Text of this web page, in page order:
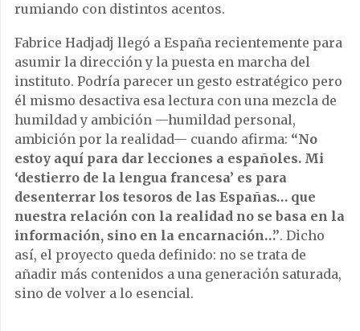
rumiando con distintos acentos.
Fabrice Hadjadj llegó a España recientemente para
asumir la dirección y la puesta en marcha del
instituto. Podría parecer un gesto estratégico pero
él mismo desactiva esa lectura con una mezcla de
humildad y ambición —humildad personal,
ambición por la realidad— cuando afirma: “No
estoy aquí para dar lecciones a españoles. Mi
‘destierro de la lengua francesa’ es para
desenterrar los tesoros de las Españas… que
nuestra relación con la realidad no se basa en la
información, sino en la encarnación…”. Dicho
así, el proyecto queda definido: no se trata de
añadir más contenidos a una generación saturada,
sino de volver a lo esencial.